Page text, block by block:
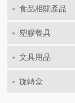
食品相關產品
塑膠餐具
文具用品
旋轉盒